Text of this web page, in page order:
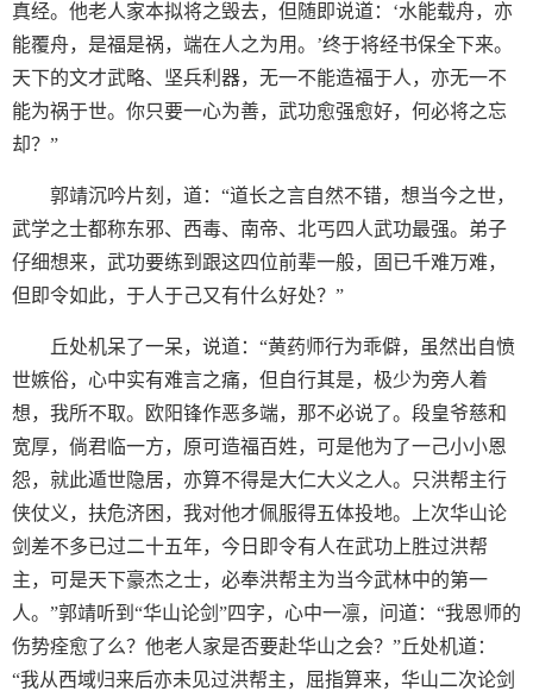
真经。他老人家本拟将之毁去，但随即说道：‘水能载舟，亦
能覆舟，是福是祸，端在人之为用。’终于将经书保全下来。
天下的文才武略、坚兵利器，无一不能造福于人，亦无一不
能为祸于世。你只要一心为善，武功愈强愈好，何必将之忘
却？”
郭靖沉吟片刻，道：“道长之言自然不错，想当今之世，
武学之士都称东邪、西毒、南帝、北丐四人武功最强。弟子
仔细想来，武功要练到跟这四位前辈一般，固已千难万难，
但即令如此，于人于己又有什么好处？”
丘处机呆了一呆，说道：“黄药师行为乖僻，虽然出自愤
世嫉俗，心中实有难言之痛，但自行其是，极少为旁人着
想，我所不取。欧阳锋作恶多端，那不必说了。段皇爷慈和
宽厚，倘君临一方，原可造福百姓，可是他为了一己小小恩
怨，就此遁世隐居，亦算不得是大仁大义之人。只洪帮主行
侠仗义，扶危济困，我对他才佩服得五体投地。上次华山论
剑差不多已过二十五年，今日即令有人在武功上胜过洪帮
主，可是天下豪杰之士，必奉洪帮主为当今武林中的第一
人。”郭靖听到“华山论剑”四字，心中一凛，问道：“我恩师的
伤势痊愈了么？他老人家是否要赴华山之会？”丘处机道：
“我从西域归来后亦未见过洪帮主，屈指算来，华山二次论剑